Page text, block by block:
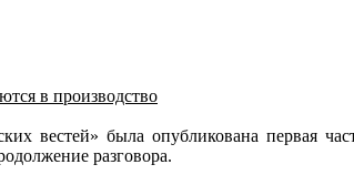
в производство
вестей» была опубликована первая
разговора.